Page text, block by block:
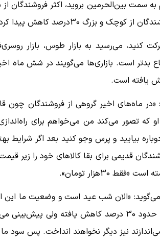
سمت بین‌الحرمین بروید، اکثر فروشندگان
30درصد کاهش پیدا کرده است.
می‌رسید به بازار طوس، بازار
ماه‌های اخیر گروهی از فروشندگان چون
که تصور می‌کند من می‌خواهم برای
بیایید و پرس وجو کنید بعد اگر شرایط
قدیمی برای بقا کالاهای خود را زیر
30هزار تومان».
می‌گوید: «الان شب عید است و وضعیت ما این
ادامه می‌دهد؛ «سود ما روسری‌فروش‌ها حدود 30 درصد
نیز دیگر نخواهند انداخت. پس سود